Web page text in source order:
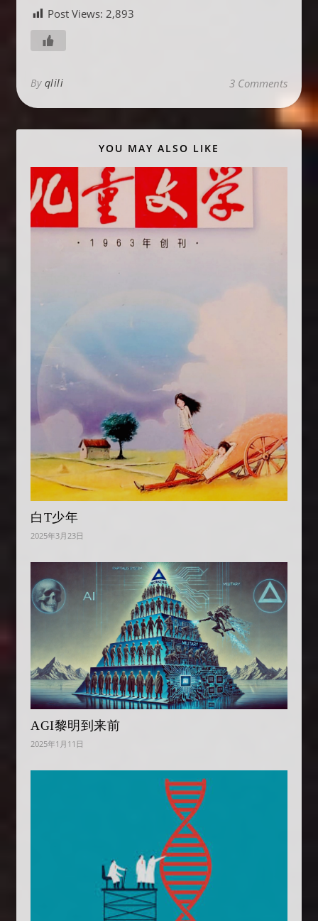
Post Views: 2,893
By qlili 3 Comments
YOU MAY ALSO LIKE
白T少年
2025年3月23日
AGI黎明到来前
2025年1月11日